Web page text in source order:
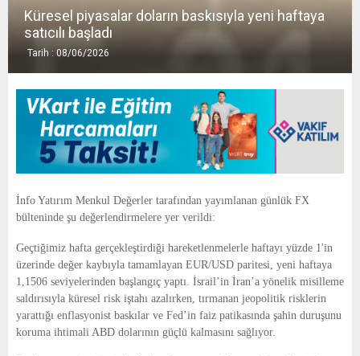
A
E
U
Küresel piyasalar doların baskısıyla yeni haftaya
satıcılı başladı
Tarih : 08/06/2026
İnfo Yatırım Menkul Değerler tarafından yayımlanan günlük FX
bülteninde şu değerlendirmelere yer verildi:
Geçtiğimiz hafta gerçekleştirdiği hareketlenmelerle haftayı yüzde 1'in
üzerinde değer kaybıyla tamamlayan EUR/USD paritesi, yeni haftaya
1,1506 seviyelerinden başlangıç yaptı. İsrail’in İran’a yönelik misilleme
saldırısıyla küresel risk iştahı azalırken, tırmanan jeopolitik risklerin
yarattığı enflasyonist baskılar ve Fed’in faiz patikasında şahin duruşunu
koruma ihtimali ABD dolarının güçlü kalmasını sağlıyor.